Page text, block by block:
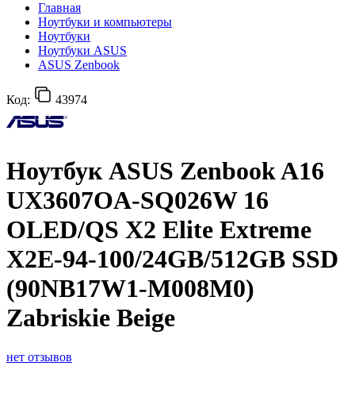
Главная
Ноутбуки и компьютеры
Ноутбуки
Ноутбуки ASUS
ASUS Zenbook
Код: 43974
Ноутбук ASUS Zenbook A16
UX3607OA-SQ026W 16
OLED/QS X2 Elite Extreme
X2E-94-100/24GB/512GB SSD
(90NB17W1-M008M0)
Zabriskie Beige
нет отзывов